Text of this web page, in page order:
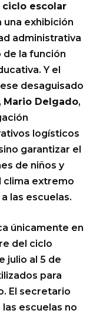
ciclo escolar
exhibición
administrativa
la función
Y el
desaguisado
, Mario Delgado,
logísticos
garantizar el
de niños y
clima extremo
las escuelas.
únicamente en
del ciclo
julio al 5 de
para
El secretario
escuelas no